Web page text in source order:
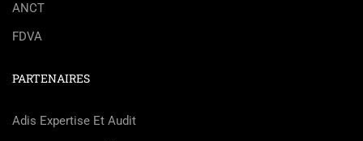
ANCT
FDVA
PARTENAIRES
Adis Expertise Et Audit